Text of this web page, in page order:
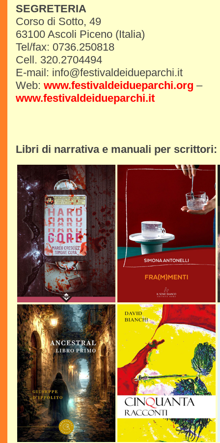
SEGRETERIA
Corso di Sotto, 49
63100 Ascoli Piceno (Italia)
Tel/fax: 0736.250818
Cell. 320.2704494
E-mail: info@festivaldeidueparchi.it
Web: www.festivaldeidueparchi.org –
www.festivaldeidueparchi.it
Libri di narrativa e manuali per scrittori: